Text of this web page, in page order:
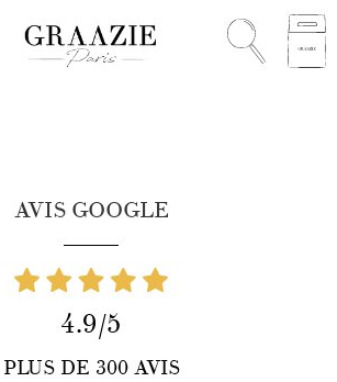
AVIS GOOGLE
4.9/5
PLUS DE 300 AVIS